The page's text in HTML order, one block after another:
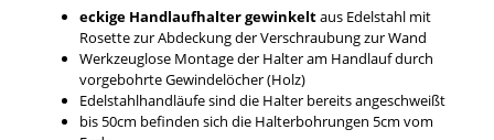
eckige Handlaufhalter gewinkeltaus Edelstahl mit
Rosette zur Abdeckung der Verschraubung zur Wand
Werkzeuglose Montage der Halter am Handlauf durch
vorgebohrte Gewindelöcher (Holz)
Edelstahlhandläufe sind die Halter bereits angeschweißt
bis 50cm befinden sich die Halterbohrungen 5cm vom